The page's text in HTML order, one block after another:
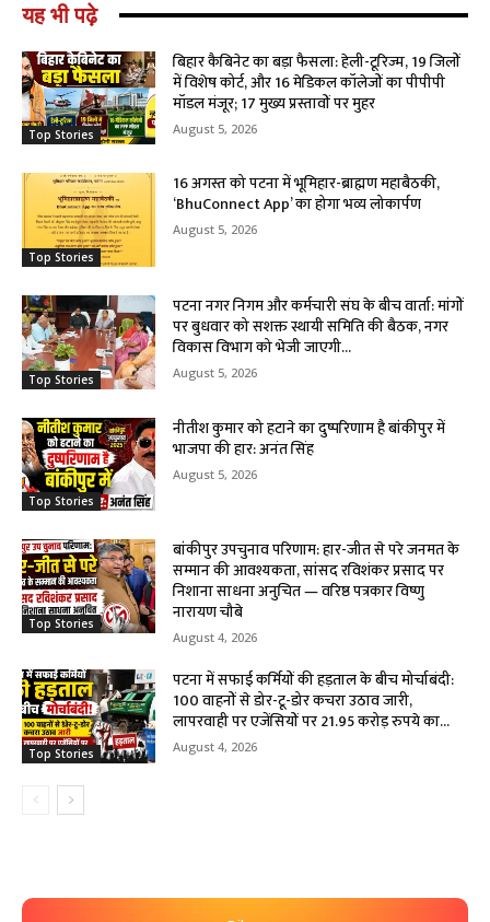
यह भी पढ़े
Top Stories
बिहार कैबिनेट का बड़ा फैसला: हेली-टूरिज्म, 19 जिलों
में विशेष कोर्ट, और 16 मेडिकल कॉलेजों का पीपीपी
मॉडल मंजूर; 17 मुख्य प्रस्तावों पर मुहर
August 5, 2026
Top Stories
16 अगस्त को पटना में भूमिहार-ब्राह्मण महाबैठकी,
‘BhuConnect App’ का होगा भव्य लोकार्पण
August 5, 2026
Top Stories
पटना नगर निगम और कर्मचारी संघ के बीच वार्ता: मांगों
पर बुधवार को सशक्त स्थायी समिति की बैठक, नगर
विकास विभाग को भेजी जाएगी...
August 5, 2026
Top Stories
नीतीश कुमार को हटाने का दुष्परिणाम है बांकीपुर में
भाजपा की हार: अनंत सिंह
August 5, 2026
Top Stories
बांकीपुर उपचुनाव परिणाम: हार-जीत से परे जनमत के
सम्मान की आवश्यकता, सांसद रविशंकर प्रसाद पर
निशाना साधना अनुचित — वरिष्ठ पत्रकार विष्णु
नारायण चौबे
August 4, 2026
Top Stories
पटना में सफाई कर्मियों की हड़ताल के बीच मोर्चाबंदी:
100 वाहनों से डोर-टू-डोर कचरा उठाव जारी,
लापरवाही पर एजेंसियों पर 21.95 करोड़ रुपये का...
August 4, 2026